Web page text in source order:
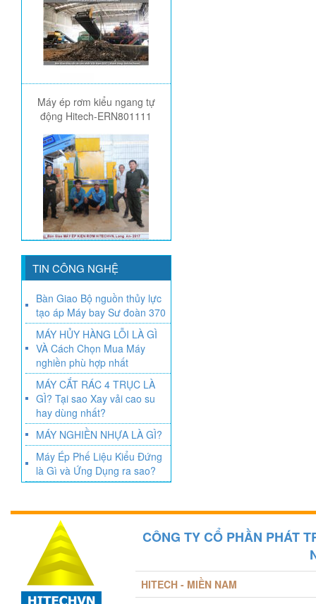
Máy ép rơm kiểu ngang tự
động Hitech-ERN801111
TIN CÔNG NGHỆ
Bàn Giao Bộ nguồn thủy lực
tạo áp Máy bay Sư đoàn 370
MÁY HỦY HÀNG LỖI LÀ GÌ
VÀ Cách Chọn Mua Máy
nghiền phù hợp nhất
MÁY CẮT RÁC 4 TRỤC LÀ
GÌ? Tại sao Xay vải cao su
hay dùng nhất?
MÁY NGHIỀN NHỰA LÀ GÌ?
Máy Ép Phế Liệu Kiểu Đứng
là Gì và Ứng Dụng ra sao?
CÔNG TY CỔ PHẦN PHÁT
HITECH - MIỀN NAM